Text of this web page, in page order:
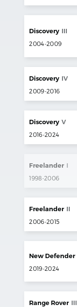
Discovery III
2004-2009
Discovery IV
2009-2016
Discovery V
2016-2024
Freelander I
1998-2006
Freelander II
2006-2015
New Defender
2019-2024
Range Rover III